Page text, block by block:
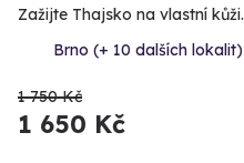
Zažijte Thajsko na vlastní kůži.
Brno (+ 10 dalších lokalit)
1 750 Kč
1 650 Kč